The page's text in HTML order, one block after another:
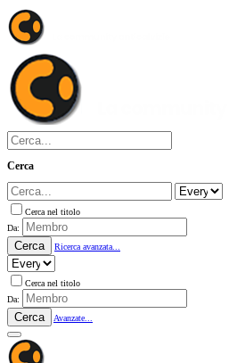
Cerca
Cerca nel titolo
Da:
Cerca Ricerca avanzata...
Cerca nel titolo
Da:
Cerca Avanzate...